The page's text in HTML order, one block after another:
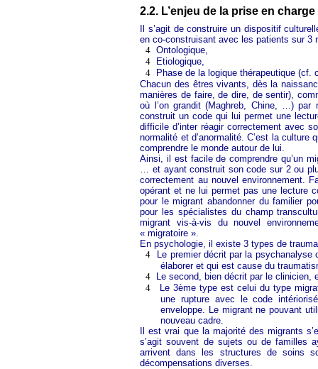
2.2. L’enjeu de la prise en
Il s’agit de construire un dispositif
en co-construisant avec les patients sur 3
4 Ontologique,
4
Etiologique,
4
Phase de la logique thérapeutique (cf.
Chacun des êtres vivants, dès la
manières de faire, de dire, de sentir),
où l’on grandit (Maghreb, Chine, …)
construit un code qui lui permet une
difficile d’inter réagir correctement avec
normalité et d’anormalité. C’est la culture
comprendre le monde autour de lui.
Ainsi, il est facile de comprendre qu’un
… et ayant construit son code sur 2 ou
correctement au nouvel environnement.
opérant et ne lui permet pas une lecture
pour le migrant abandonner du familier
pour les spécialistes du champ
migrant vis-à-vis du nouvel
« migratoire ».
En psychologie, il existe 3 types de
4
Le premier décrit par la
élaborer et qui est cause du
4
Le second, bien décrit par le clinicien,
4
Le 3ème type est celui du type
une rupture avec le code
enveloppe. Le migrant ne pouvant
nouveau cadre.
Il est vrai que la majorité des migrants
s’agit souvent de sujets ou de familles
arrivent dans les structures de soins
décompensations diverses.